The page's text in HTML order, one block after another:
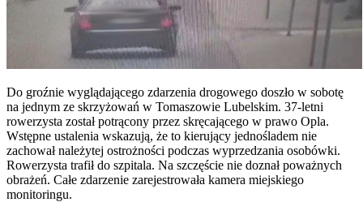
Do groźnie wyglądającego zdarzenia drogowego doszło w sobotę
na jednym ze skrzyżowań w Tomaszowie Lubelskim. 37-letni
rowerzysta został potrącony przez skręcającego w prawo Opla.
Wstępne ustalenia wskazują, że to kierujący jednośladem nie
zachował należytej ostrożności podczas wyprzedzania osobówki.
Rowerzysta trafił do szpitala. Na szczęście nie doznał poważnych
obrażeń. Całe zdarzenie zarejestrowała kamera miejskiego
monitoringu.